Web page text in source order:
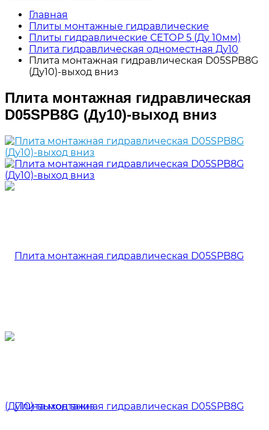
Главная
Плиты монтажные гидравлические
Плиты гидравлические СЕТОР 5 (Ду 10мм)
Плита гидравлическая одноместная Ду10
Плита монтажная гидравлическая D05SPB8G
(Ду10)-выход вниз
Плита монтажная гидравлическая
D05SPB8G (Ду10)-выход вниз